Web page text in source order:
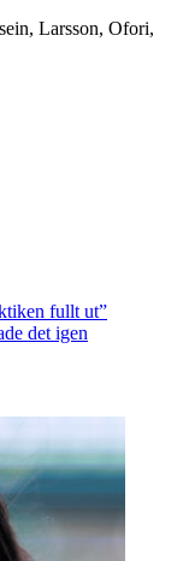
Larsson, Ofori,
fullt ut”
det igen